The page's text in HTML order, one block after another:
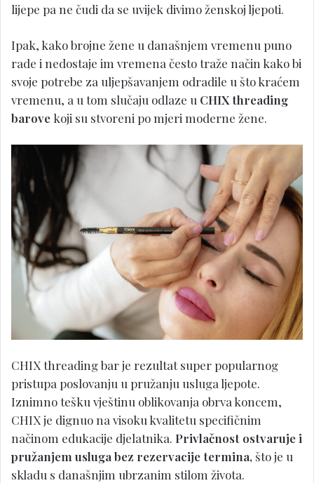
lijepe pa ne čudi da se uvijek divimo ženskoj ljepoti.
Ipak, kako brojne žene u današnjem vremenu puno
rade i nedostaje im vremena često traže način kako bi
svoje potrebe za uljepšavanjem odradile u što kraćem
vremenu, a u tom slučaju odlaze u CHIX threading
barove koji su stvoreni po mjeri moderne žene.
CHIX threading bar je rezultat super popularnog
pristupa poslovanju u pružanju usluga ljepote.
Iznimno tešku vještinu oblikovanja obrva koncem,
CHIX je dignuo na visoku kvalitetu specifičnim
načinom edukacije djelatnika. Privlačnost ostvaruje i
pružanjem usluga bez rezervacije termina, što je u
skladu s današnjim ubrzanim stilom života.